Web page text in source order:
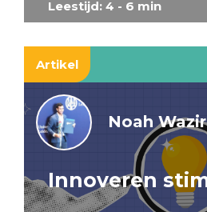
Leestijd: 4 - 6 min
Artikel
Noah Wazir
Innoveren